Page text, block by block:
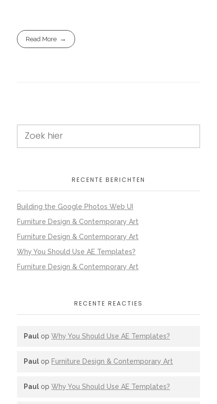
Read More
RECENTE BERICHTEN
Building the Google Photos Web UI
Furniture Design & Contemporary Art
Furniture Design & Contemporary Art
Why You Should Use AE Templates?
Furniture Design & Contemporary Art
RECENTE REACTIES
Paul op Why You Should Use AE Templates?
Paulop Furniture Design & Contemporary Art
Paulop Why You Should Use AE Templates?